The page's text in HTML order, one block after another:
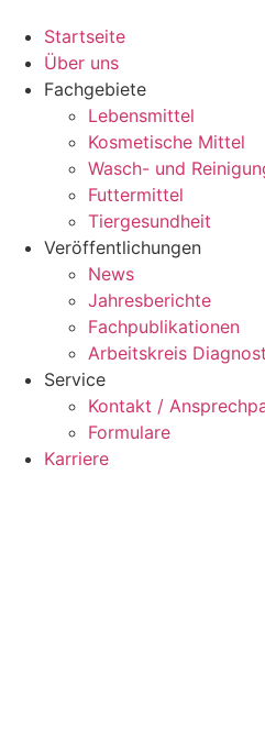
Startseite
Über uns
Fachgebiete
Lebensmittel
Kosmetische Mittel
Wasch- und
Futtermittel
Tiergesundheit
Veröffentlichungen
News
Jahresberichte
Fachpublikationen
Arbeitskreis
Service
Kontakt /
Formulare
Karriere